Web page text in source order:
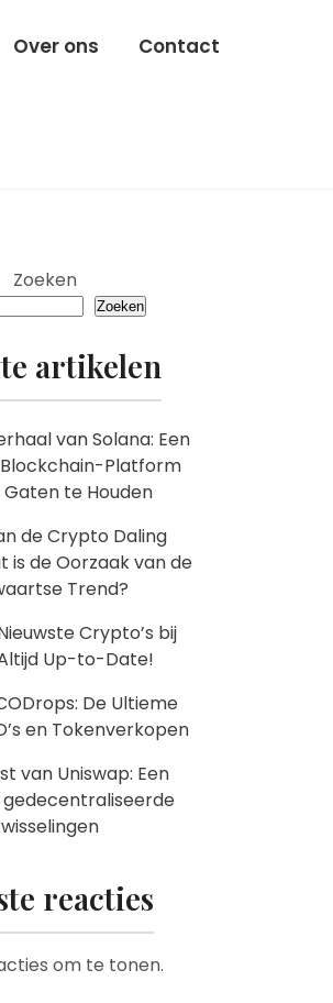
Over ons Contact
Zoeken
Zoeken
artikelen
van Solana: Een
Platform
te Houden
de Crypto Daling
is de Oorzaak van de
Trend?
Crypto’s bij
Up-to-Date!
De Ultieme
en Tokenverkopen
van Uniswap: Een
reacties
om te tonen.